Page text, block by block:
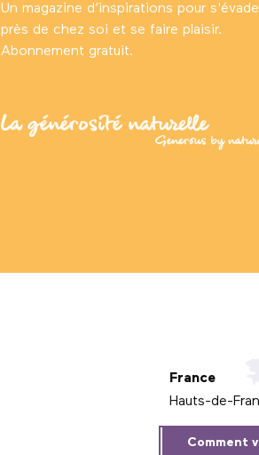
Un magazine d’inspirations pour
près de chez soi et se faire plaisir.
Abonnement gratuit.
France
Hauts-de-
Comment